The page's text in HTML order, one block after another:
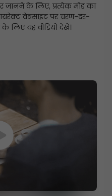
के लिए, प्रत्येक मोड का
वेबसाइट पर चरण-दर-
लिए यह वीडियो देखें।